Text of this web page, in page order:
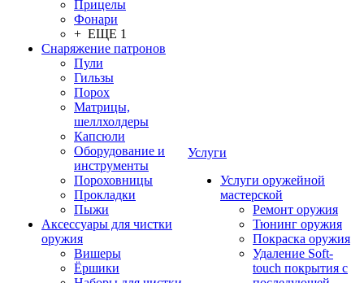
Прицелы
Фонари
+ ЕЩЕ 1
Снаряжение патронов
Пули
Гильзы
Порох
Матрицы,
шеллхолдеры
Капсюли
Оборудование и
инструменты
Пороховницы
Прокладки
Пыжи
Аксессуары для чистки
оружия
Вишеры
Ёршики
Услуги
Услуги оружейной
мастерской
Ремонт оружия
Тюнинг оружия
Покраска оружия
Удаление Soft-
touch покрытия с